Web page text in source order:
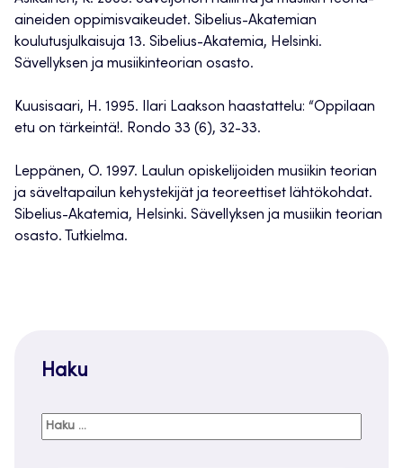
aineiden oppimisvaikeudet. Sibelius-Akatemian
koulutusjulkaisuja 13. Sibelius-Akatemia, Helsinki.
Sävellyksen ja musiikinteorian osasto.
Kuusisaari, H. 1995. Ilari Laakson haastattelu: “Oppilaan
etu on tärkeintä!. Rondo 33 (6), 32-33.
Leppänen, O. 1997. Laulun opiskelijoiden musiikin teorian
ja säveltapailun kehystekijät ja teoreettiset lähtökohdat.
Sibelius-Akatemia, Helsinki. Sävellyksen ja musiikin teorian
osasto. Tutkielma.
Haku
Haku: